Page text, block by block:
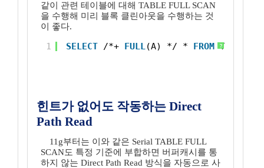
같이 관련 테이블에 대해 TABLE FULL SCAN
을 수행해 미리 블록 클린아웃을 수행하는 것
이 좋다.
?
1 SELECT /*+ FULL(A) */ * FROM
힌트가 없어도 작동하는 Direct
Path Read
11g부터는 이와 같은 Serial TABLE FULL
SCAN도 특정 기준에 부합하면 버퍼캐시를 통
하지 않는 Direct Path Read 방식을 자동으로 사